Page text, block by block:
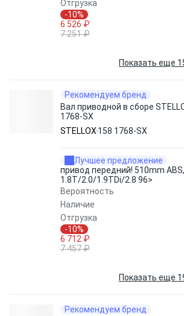
Отгрузка
-10%
6 526 ₽
7 251 ₽
Показать еще
Рекомендуем бренд
Вал приводной в сборе
1768-SX
STELLOX 158 1768-SX
Лучшее предложение
привод передний! 510mm
1.8T/2.0/1.9TDi/2.8 96>
Вероятность
Наличие
Отгрузка
-10%
6 712 ₽
7 457 ₽
Показать еще
Рекомендуем бренд